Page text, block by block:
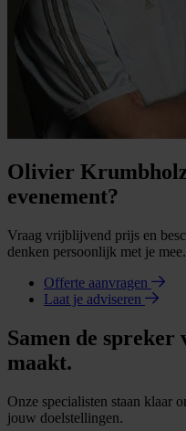
Olivier
evenement?
Vraag vrijblijvend prijs en
denken persoonlijk met je mee.
Offerte aanvragen
Laat je adviseren
Samen de
maakt.
Onze specialisten staan klaar
jouw doelstellingen.